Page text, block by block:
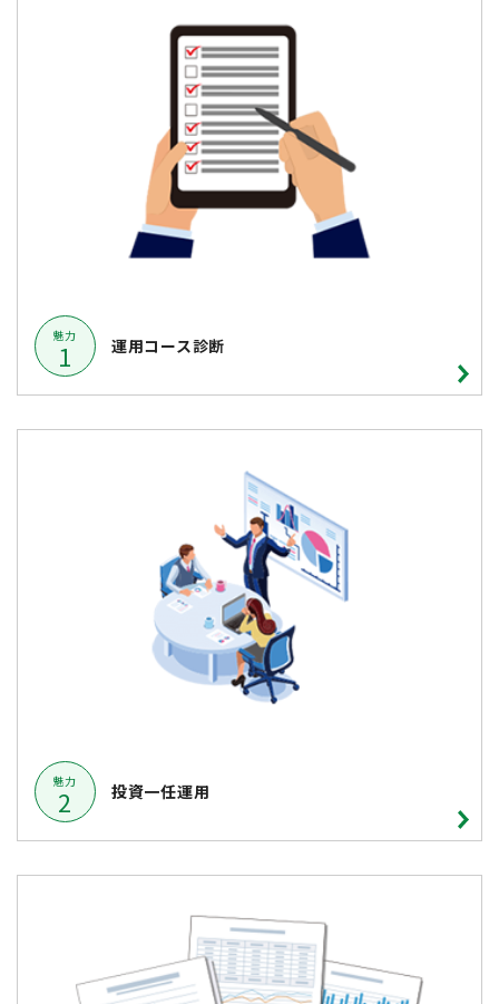
魅力
1 運用コース診断
魅力
2 投資一任運用